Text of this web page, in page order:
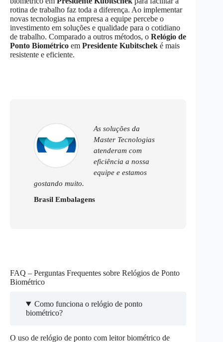
rotina de trabalho faz toda a diferença. Ao implementar
novas tecnologias na empresa a equipe percebe o
investimento em soluções e qualidade para o cotidiano
de trabalho. Comparado a outros métodos, o Relógio de
Ponto Biométrico em Presidente Kubitschek é mais
resistente e eficiente.
As soluções da
Master Tecnologias
atenderam com
eficiência a nossa
equipe e estamos
gostando muito.
Brasil Embalagens
FAQ – Perguntas Frequentes sobre Relógios de Ponto
Biométrico
Como funciona o relógio de ponto
biométrico?
O uso de relógio de ponto com leitor biométrico de